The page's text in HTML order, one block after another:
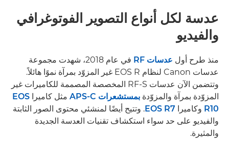
عدسة لكل أنواع التصوير الفوتوغرافي
والفيديو
منذ طرح أول عدسات RF
في عام 2018، شهدت مجموعة
عدسات Canon لنظام EOS R غير المزوّد بمرآة نموًا هائلاً.
وتتضمن الآن عدسات RF-S المخصصة المصممة للكاميرات غير
المزوّدة بمرآة والمزوّدة بمستشعرات APS-C مثل كاميرا EOS
R10 وكاميرا EOS R7. وتتيح أيضًا لمنشئي محتوى الصور الثابتة
والفيديو على حد سواء استكشاف تقنيات العدسة الجديدة
والمثيرة.